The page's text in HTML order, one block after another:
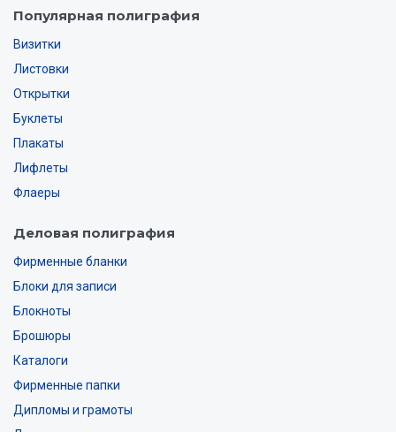
Популярная полиграфия
Визитки
Листовки
Открытки
Буклеты
Плакаты
Лифлеты
Флаеры
Деловая полиграфия
Фирменные бланки
Блоки для записи
Блокноты
Брошюры
Каталоги
Фирменные папки
Дипломы и грамоты